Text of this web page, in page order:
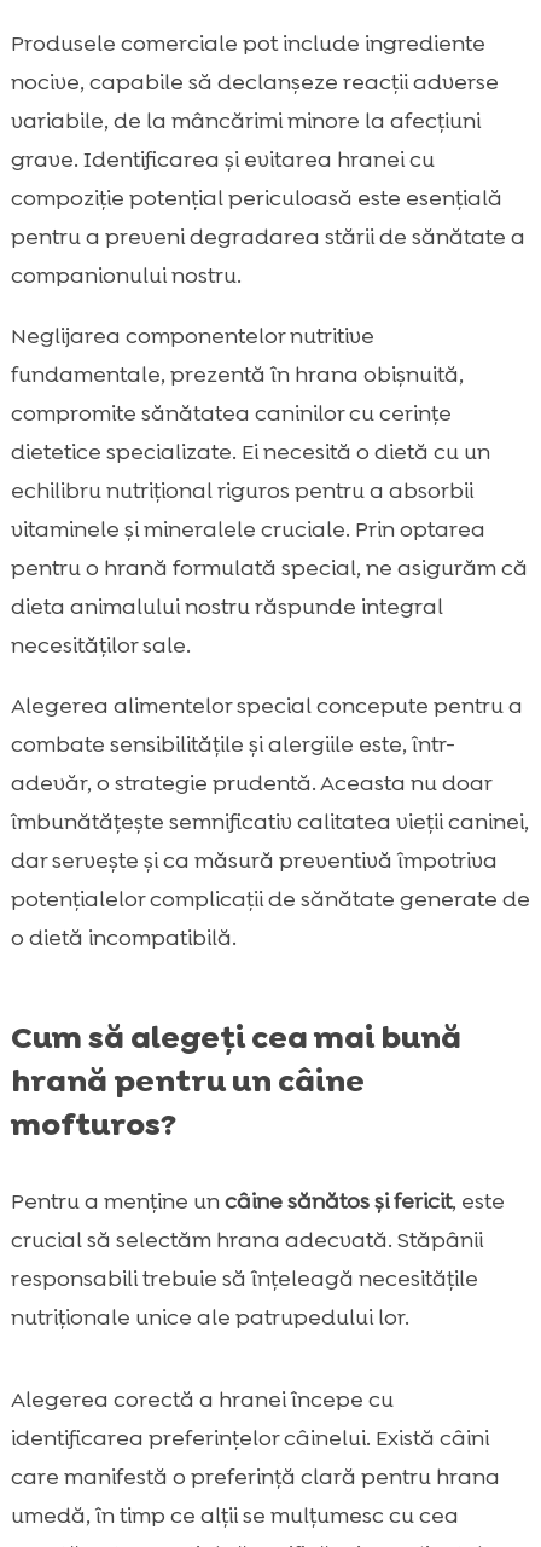
Produsele comerciale pot include ingrediente
nocive, capabile să declanșeze reacții adverse
variabile, de la mâncărimi minore la afecțiuni
grave. Identificarea și evitarea hranei cu
compoziție potențial periculoasă este esențială
pentru a preveni degradarea stării de sănătate a
companionului nostru.
Neglijarea componentelor nutritive
fundamentale, prezentă în hrana obișnuită,
compromite sănătatea caninilor cu cerințe
dietetice specializate. Ei necesită o dietă cu un
echilibru nutrițional riguros pentru a absorbii
vitaminele și mineralele cruciale. Prin optarea
pentru o hrană formulată special, ne asigurăm că
dieta animalului nostru răspunde integral
necesităților sale.
Alegerea alimentelor special concepute pentru a
combate sensibilitățile și alergiile este, într-
adevăr, o strategie prudentă. Aceasta nu doar
îmbunătățește semnificativ calitatea vieții caninei,
dar servește și ca măsură preventivă împotriva
potențialelor complicații de sănătate generate de
o dietă incompatibilă.
Cum să alegeți cea mai bună
hrană pentru un câine
mofturos?
Pentru a menține uncâine sănătos și fericit, este
crucial să selectăm hrana adecvată. Stăpânii
responsabili trebuie să înțeleagă necesitățile
nutriționale unice ale patrupedului lor.
Alegerea corectă a hranei începe cu
identificarea preferințelor câinelui. Există câini
care manifestă o preferință clară pentru hrana
umedă, în timp ce alții se mulțumesc cu cea